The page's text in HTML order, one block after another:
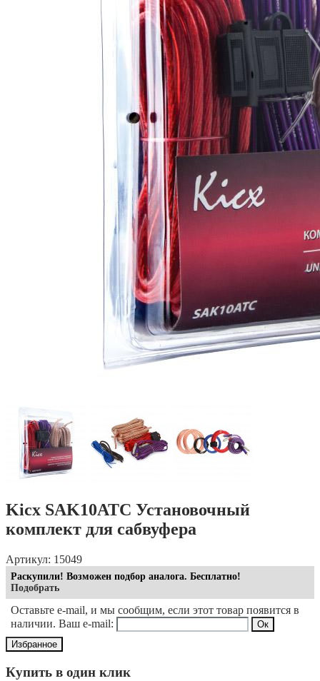
Kicx SAK10ATC Установочный
комплект для сабвуфера
Артикул: 15049
Раскупили! Возможен подбор аналога. Бесплатно!
Подобрать
Оставьте e-mail, и мы сообщим, если этот товар появится в
наличии. Ваш e-mail:
Избранное
Купить в один клик